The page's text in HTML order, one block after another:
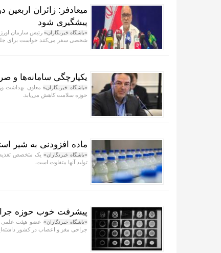
میعادفر: زائران
پیشگیری شود
«باشگاه خبرنگاران» رئیس سازمان
شخصی سفر می‌کنند خواست برای
یکپارچگی سامانه‌ها و
«باشگاه خبرنگاران»معاون بهداشت
حوزه سلامت کاهش می‌یابد.
ماده افزودنی به شیر
«باشگاه خبرنگاران» یک متخصص تغذیه
تولید آنها متفاوت است.
پیشرفت خوب حوزه
«باشگاه خبرنگاران»عضو هیئت علمی
جراحی مغز و اعصاب در کشور